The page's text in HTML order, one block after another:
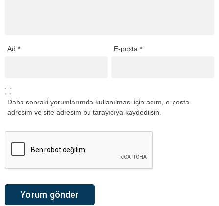
Ad * E-posta*
Daha sonraki yorumlarımda kullanılması için adım, e-posta
adresim ve site adresim bu tarayıcıya kaydedilsin.